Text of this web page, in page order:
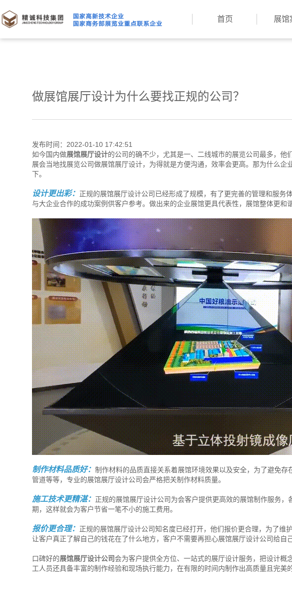
首页 展馆
做展馆展厅设计为什么要找正规的公司？
发布时间：2022-01-10 17:42:51
如今国内做展馆展厅设计的公司的确不少，尤其是一、二线城市的展览公司最多，
展会当地找展览公司做展馆展厅设计，为得就是方便沟通，效率会更高。那为什么
下。
设计更出彩： 正规的展馆展厅设计公司已经形成了规模，有了更完善的管理和服
与大企业合作的成功案例供客户参考。做出来的企业展馆更具代表性，展馆整体更和
制作材料品质好： 制作材料的品质直接关系着展馆环境效果以及安全，为了避免
管道等等，专业的展馆展厅设计公司会严格把关制作材料质量。
施工技术更精湛： 正规的展馆展厅设计公司为会客户提供更高效的展馆制作服务
期，这样就会为客户节省一笔不小的施工费用。
报价更合理： 正规的展馆展厅设计公司知名度已经打开，他们报价更合理，为了维
让客户真正了解自己的钱花在了什么地方，客户不需要再担心展馆展厅设计公司给自
口碑好的展馆展厅设计公司会为客户提供全方位、一站式的展厅设计服务，把设计
工人员还具备丰富的制作经验和现场执行能力，在有限的时间内制作出高质量且完美